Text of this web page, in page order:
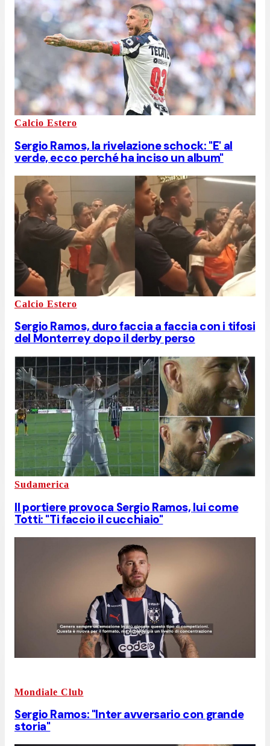
Calcio Estero
Sergio Ramos, la rivelazione schock: "E' al
verde, ecco perché ha inciso un album"
Calcio Estero
Sergio Ramos, duro faccia a faccia con i tifosi
del Monterrey dopo il derby perso
Sudamerica
Il portiere provoca Sergio Ramos, lui come
Totti: "Ti faccio il cucchiaio"
Mondiale Club
Sergio Ramos: "Inter avversario con grande
storia"